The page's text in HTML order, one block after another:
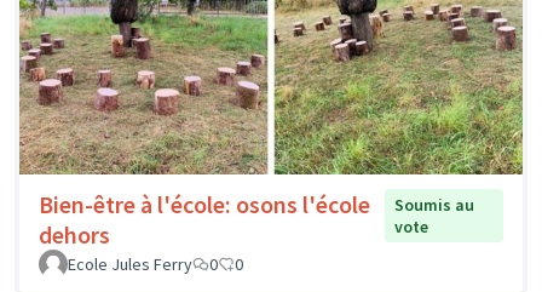
Bien-être à l'école: osons l'école
dehors
Soumis au
vote
Ecole Jules Ferry
0 0